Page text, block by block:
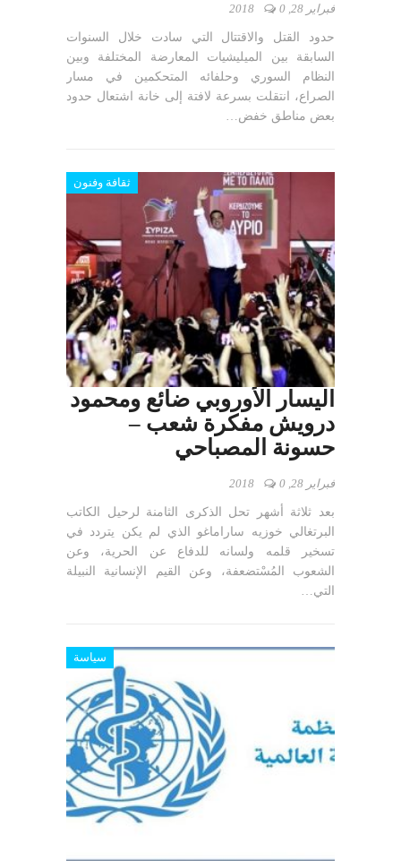
فبراير 28, 2018 0
حدود القتل والاقتتال التي سادت خلال السنوات
السابقة بين الميليشيات المعارضة المختلفة وبين
النظام السوري وحلفائه المتحكمين في مسار
الصراع، انتقلت بسرعة لافتة إلى خانة اشتعال حدود
بعض مناطق خفض…
ثقافة وفنون
اليسار الأوروبي ضائع ومحمود
درويش مفكرة شعب –
حسونة المصباحي
فبراير 28, 2018 0
بعد ثلاثة أشهر تحل الذكرى الثامنة لرحيل الكاتب
البرتغالي خوزيه ساراماغو الذي لم يكن يتردد في
تسخير قلمه ولسانه للدفاع عن الحرية، وعن
الشعوب المُسْتضعفة، وعن القيم الإنسانية النبيلة
التي…
سياسة